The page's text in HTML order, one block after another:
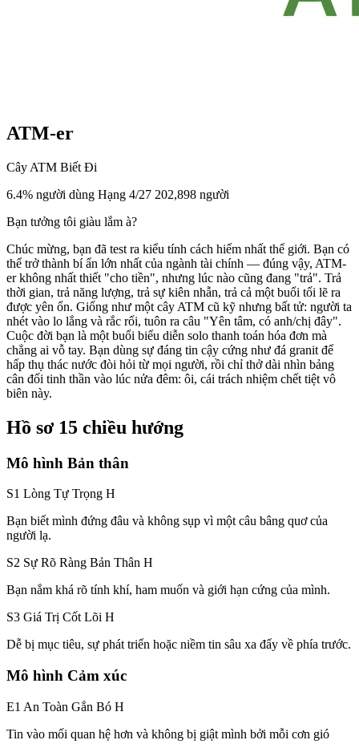
ATM-er
Cây ATM Biết Đi
6.4% người dùng Hạng 4/27 202,898 người
Bạn tưởng tôi giàu lắm à?
Chúc mừng, bạn đã test ra kiểu tính cách hiếm nhất thế giới. Bạn có
thể trở thành bí ẩn lớn nhất của ngành tài chính — đúng vậy, ATM-
er không nhất thiết "cho tiền", nhưng lúc nào cũng đang "trả". Trả
thời gian, trả năng lượng, trả sự kiên nhẫn, trả cả một buổi tối lẽ ra
được yên ổn. Giống như một cây ATM cũ kỹ nhưng bất tử: người ta
nhét vào lo lắng và rắc rối, tuôn ra câu "Yên tâm, có anh/chị đây".
Cuộc đời bạn là một buổi biểu diễn solo thanh toán hóa đơn mà
chẳng ai vỗ tay. Bạn dùng sự đáng tin cậy cứng như đá granit để
hấp thụ thác nước đòi hỏi từ mọi người, rồi chỉ thở dài nhìn bảng
cân đối tinh thần vào lúc nửa đêm: ôi, cái trách nhiệm chết tiệt vô
biên này.
Hồ sơ 15 chiều hướng
Mô hình Bản thân
S1 Lòng Tự Trọng H
Bạn biết mình đứng đâu và không sụp vì một câu bâng quơ của
người lạ.
S2 Sự Rõ Ràng Bản Thân H
Bạn nắm khá rõ tính khí, ham muốn và giới hạn cứng của mình.
S3 Giá Trị Cốt Lõi H
Dễ bị mục tiêu, sự phát triển hoặc niềm tin sâu xa đẩy về phía trước.
Mô hình Cảm xúc
E1 An Toàn Gắn Bó H
Tin vào mối quan hệ hơn và không bị giật mình bởi mỗi cơn gió